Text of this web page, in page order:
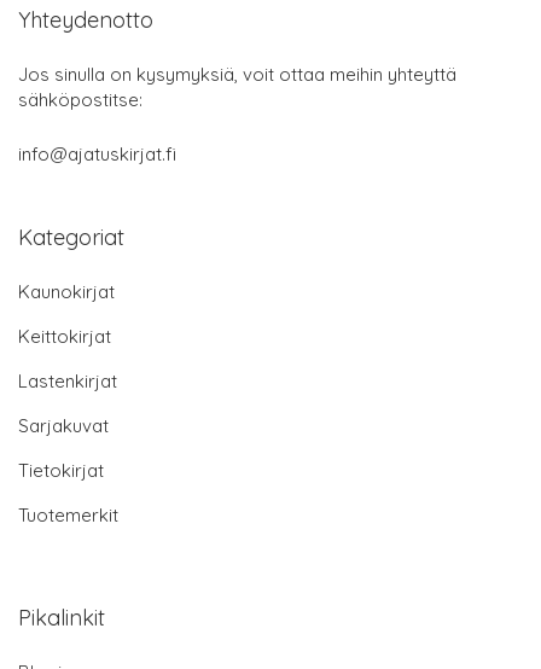
Yhteydenotto
Jos sinulla on kysymyksiä, voit ottaa meihin yhteyttä
sähköpostitse:
info@ajatuskirjat.fi
Kategoriat
Kaunokirjat
Keittokirjat
Lastenkirjat
Sarjakuvat
Tietokirjat
Tuotemerkit
Pikalinkit